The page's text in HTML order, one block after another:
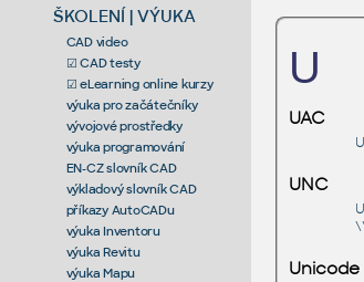
ŠKOLENÍ | VÝUKA
CAD video
☑ CAD testy
☑ eLearning online kurzy
výuka pro začátečníky
vývojové prostředky
výuka programování
EN-CZ slovník CAD
výkladový slovník CAD
příkazy AutoCADu
výuka Inventoru
výuka Revitu
výuka Mapu
U
UAC
UNC
Unicode